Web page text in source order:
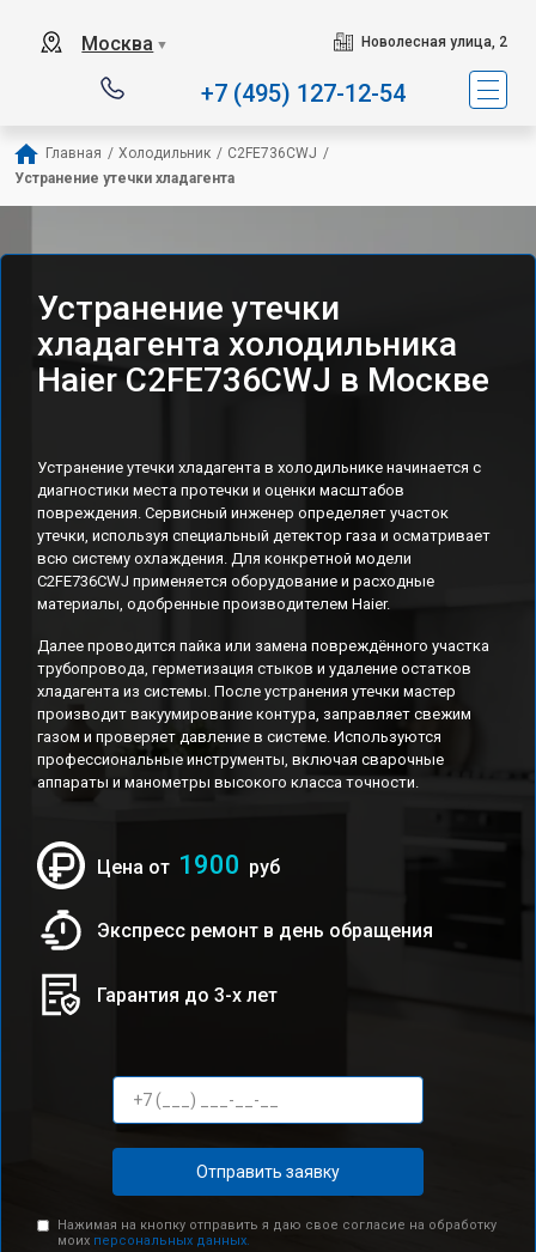
Москва ▼ Новолесная улица, 2
+7 (495) 127-12-54
Главная / Холодильник / C2FE736CWJ /
Устранение утечки хладагента
Устранение утечки
хладагента холодильника
Haier C2FE736CWJ в Москве
Устранение утечки хладагента в холодильнике начинается с
диагностики места протечки и оценки масштабов
повреждения. Сервисный инженер определяет участок
утечки, используя специальный детектор газа и осматривает
всю систему охлаждения. Для конкретной модели
C2FE736CWJ применяется оборудование и расходные
материалы, одобренные производителем Haier.
Далее проводится пайка или замена повреждённого участка
трубопровода, герметизация стыков и удаление остатков
хладагента из системы. После устранения утечки мастер
производит вакуумирование контура, заправляет свежим
газом и проверяет давление в системе. Используются
профессиональные инструменты, включая сварочные
аппараты и манометры высокого класса точности.
Цена от 1900 руб
Экспресс ремонт в день обращения
Гарантия до 3-х лет
Отправить заявку
Нажимая на кнопку отправить я даю свое согласие на обработку
моих персональных данных.